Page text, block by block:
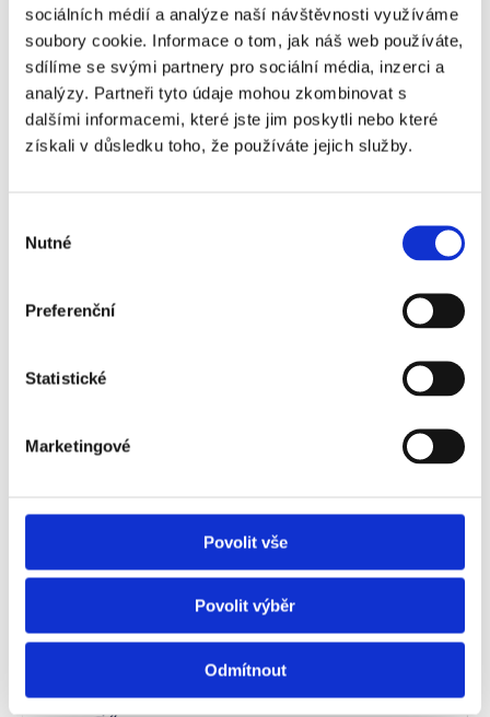
sociálních médií a analýze naší návštěvnosti využíváme
soubory cookie. Informace o tom, jak náš web používáte,
sdílíme se svými partnery pro sociální média, inzerci a
analýzy. Partneři tyto údaje mohou zkombinovat s
dalšími informacemi, které jste jim poskytli nebo které
získali v důsledku toho, že používáte jejich služby.
souhlasu
Nutné
Preferenční
Statistické
Marketingové
Povolit vše
Povolit výběr
Odmítnout
Zlevňování nemovitostí započalo. Bude
poptávky nad nabídkou a prodeje bytů a domů trhaly
pokles tržních cen. Padající ceny mohou znamenat
oživení zájmu o koupi realit natolik, že se další rok stane
po dlouhé době rokem příležitostí pro výhodnou koupi
bytu či domu, ať už na investici, či pro soukromé účely.
zajímavých nemovitostí, říká David Novotný z
Číst dále